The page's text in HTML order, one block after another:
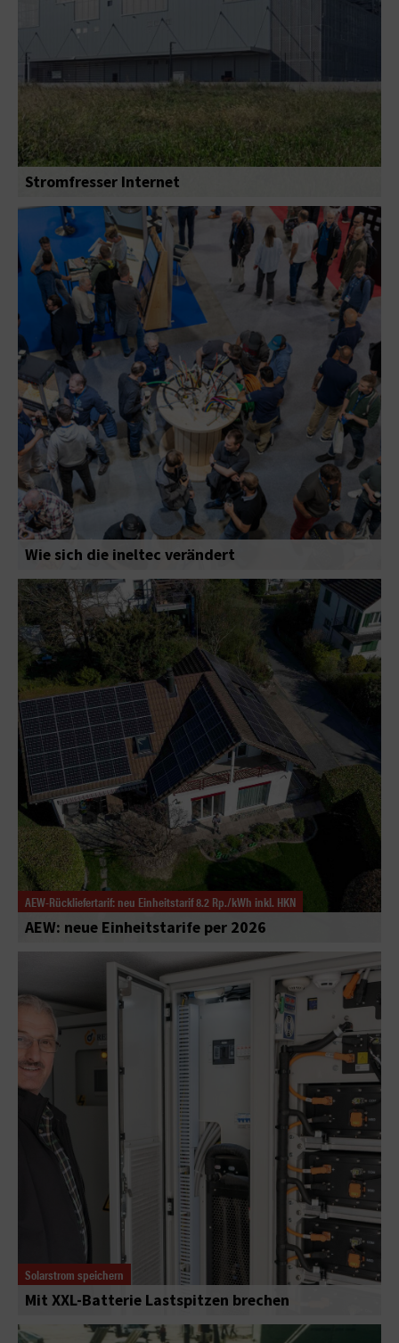
Stromfresser Internet
Wie sich die ineltec verändert
AEW-Rückliefertarif: neu Einheitstarif 8.2 Rp./kWh inkl. HKN
AEW: neue Einheitstarife per 2026
Solarstrom speichern
Mit XXL-Batterie Lastspitzen brechen